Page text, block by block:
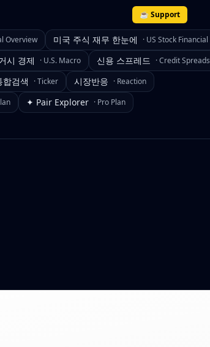
☕ Support
Overview 미국 주식 재무 한눈에 · US Stock Financial
시 경제 · U.S. Macro 신용 스프레드 ·Credit Spreads
합검색 ·Ticker 시장반응 · Reaction
✦ Pair Explorer · Pro Plan